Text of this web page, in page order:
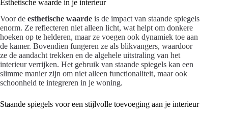
Esthetische waarde in je interieur
Voor de esthetische waarde is de impact van staande spiegels
enorm. Ze reflecteren niet alleen licht, wat helpt om donkere
hoeken op te helderen, maar ze voegen ook dynamiek toe aan
de kamer. Bovendien fungeren ze als blikvangers, waardoor
ze de aandacht trekken en de algehele uitstraling van het
interieur verrijken. Het gebruik van staande spiegels kan een
slimme manier zijn om niet alleen functionaliteit, maar ook
schoonheid te integreren in je woning.
Staande spiegels voor een stijlvolle toevoeging aan je interieur